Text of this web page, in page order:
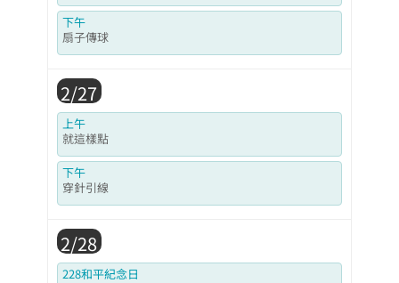
下午
扇子傳球
2/27
上午
就這樣點
下午
穿針引線
2/28
228和平紀念日